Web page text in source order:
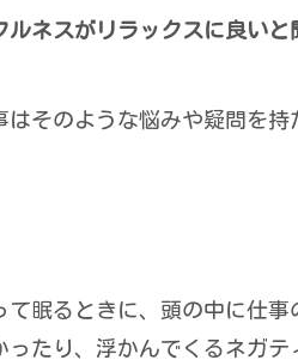
ルネスがリラックスに良い
はそのような悩みや疑問を
て眠るときに、頭の中に仕
ったり、浮かんでくるネガ